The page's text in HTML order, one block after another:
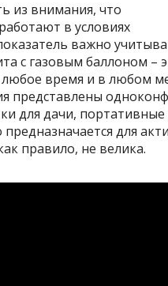
из внимания, что
в условиях
важно
с газовым баллоном –
время и в любом
представлены
для дачи,
для
правило, не велика.